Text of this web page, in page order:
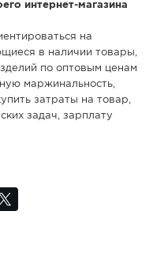
интернет-магазина
на
в наличии товары,
по оптовым ценам
маржинальность,
затраты на товар,
задач, зарплату